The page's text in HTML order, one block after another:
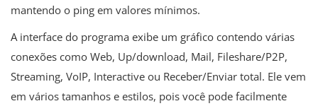
mantendo o ping em valores mínimos.
A interface do programa exibe um gráfico contendo várias
conexões como Web, Up/download, Mail, Fileshare/P2P,
Streaming, VoIP, Interactive ou Receber/Enviar total. Ele vem
em vários tamanhos e estilos, pois você pode facilmente